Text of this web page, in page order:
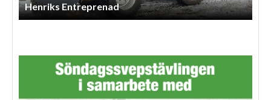
Lindbergs Entreprenad Och Gårdstjänst